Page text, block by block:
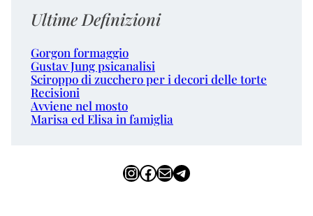
Ultime Definizioni
Gorgon formaggio
Gustav Jung psicanalisi
Sciroppo di zucchero per i decori delle torte
Recisioni
Avviene nel mosto
Marisa ed Elisa in famiglia
InstagramFacebook Email Telegram